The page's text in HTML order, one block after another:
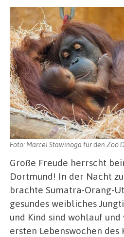
Foto: Marcel Stawinoga für den Zoo
Große Freude herrscht
Dortmund! In der Nacht
brachte Sumatra-Orang-
gesundes weibliches
und Kind sind wohlauf
ersten Lebenswochen des